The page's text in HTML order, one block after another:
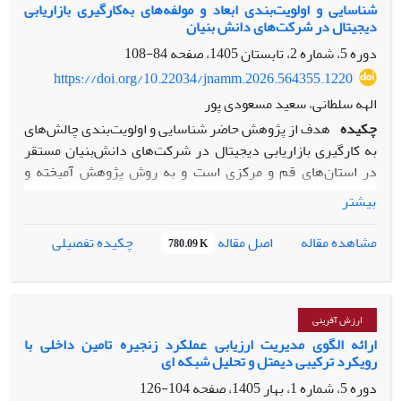
داد که از میان ۳۹ شاخص اولیه، ۱۱ شاخص به عنوان مؤلفه‌های
نهایی مخاطب‌محوری در هنر تأیید شدند که سه شاخص
«سرمایه‌گذاری بر یادگیری مستمر و توسعه قابلیت‌ها»، «رعایت
حریم خصوصی و اخلاق در استفاده از داده‌ها» و «شفافیت در
اقدامات و ارتباطات» بالاترین درجه اهمیت را کسب کردند. این
چارچوب با گذار از «هنر تولیدمحور» به «هنر اعتمادمحور»، افق
جدیدی برای تعامل پایدار و معنادار هنرمندان و مدیران فرهنگی
با مخاطبان در مواجهه با عدم قطعیت‌ها و پیچیدگی‌های آینده
می‌گشاید.
شناسایی و اولویت‌بندی ابعاد و مولفه‌های به‌کارگیری بازاریابی
دیجیتال در شرکت‌های دانش بنیان
دوره 5، شماره 2، تابستان 1405، صفحه
84-108
https://doi.org/10.22034/jnamm.2026.564355.1220
الهه سلطانی، سعید مسعودی پور
چکیده هدف از پژوهش حاضر شناسایی و اولویت‌بندی چالش‌های
به کارگیری بازاریابی دیجیتال در شرکت‌های دانش‌بنیان مستقر
در استان‌های قم و مرکزی است و به روش پژوهش آمیخته و
به‌صورت کیفی – کمی بوده است. داده‌های کیفی با استفاده از مرور
ادبیات و مصاحبه‌های صورت گرفته با چهارده نفر از مدیران
شرکت‌های دانش‌بنیان که با استفاده از روش نمونه‌گیری
گلوله‌برفی و تا رسیدن به اشباع نظری، به دست آمد. این داده‌ها
با استفاده از روش تحلیل مضمون تحلیل شد تا مسائل شناسایی و
42 مسئله اولیه شناسایی شده در شش دسته کلی شامل مسائل
شناختی و رفتاری مدیران، مسائل مالی و تأمین بودجه، مسائل
مربوط به محتوا، مسائل منابع انسانی، مسائل ناظر به بازاریابی و
بیشتر
مشاهده مقاله
اصل مقاله 780.09 K چکیده تفصیلی
ارزش آفرینی
ارائه الگوی مدیریت ارزیابی عملکرد زنجیره تامین داخلی با
رویکرد ترکیبی دیمتل و تحلیل شبکه ای
دوره 5، شماره 1، بهار 1405، صفحه
104-126